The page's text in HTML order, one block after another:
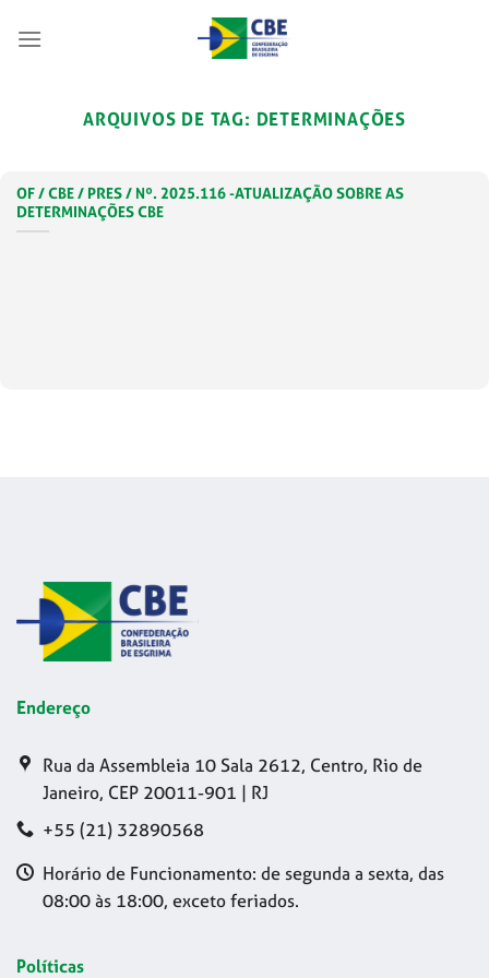
ARQUIVOS DE TAG: DETERMINAÇÕES
OF / CBE / PRES / Nº. 2025.116 -ATUALIZAÇÃO SOBRE AS
DETERMINAÇÕES CBE
Endereço
Rua da Assembleia 10 Sala 2612, Centro, Rio de
Janeiro, CEP 20011-901 | RJ
+55 (21) 32890568
Horário de Funcionamento: de segunda a sexta, das
08:00 às 18:00, exceto feriados.
Políticas